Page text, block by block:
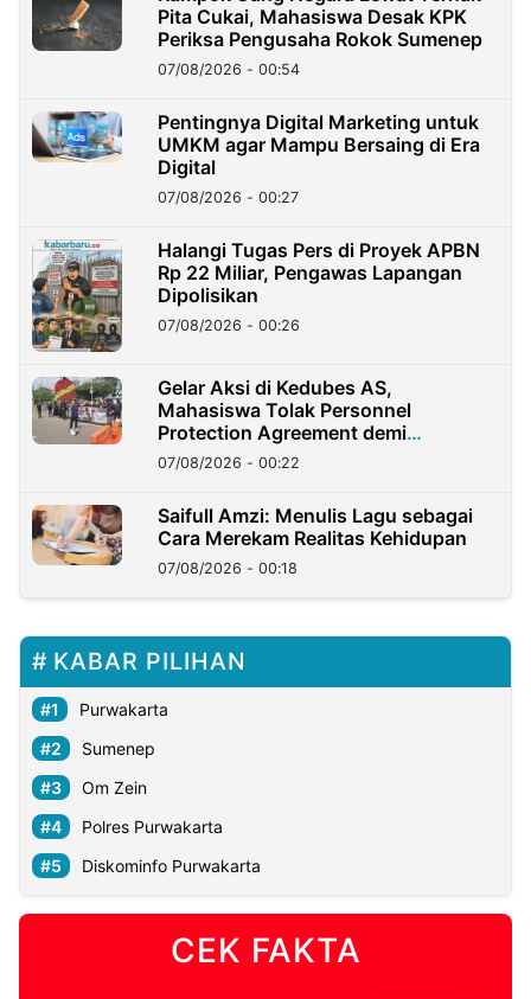
Pita Cukai, Mahasiswa Desak KPK
Periksa Pengusaha Rokok Sumenep
07/08/2026 - 00:54
Pentingnya Digital Marketing untuk
UMKM agar Mampu Bersaing di Era
Digital
07/08/2026 - 00:27
Halangi Tugas Pers di Proyek APBN
Rp 22 Miliar, Pengawas Lapangan
Dipolisikan
07/08/2026 - 00:26
Gelar Aksi di Kedubes AS,
Mahasiswa Tolak Personnel
Protection Agreement demi
Kedaulatan Negara
07/08/2026 - 00:22
Saifull Amzi: Menulis Lagu sebagai
Cara Merekam Realitas Kehidupan
07/08/2026 - 00:18
KABAR PILIHAN
Purwakarta
Sumenep
Om Zein
Polres Purwakarta
Diskominfo Purwakarta
CEK FAKTA